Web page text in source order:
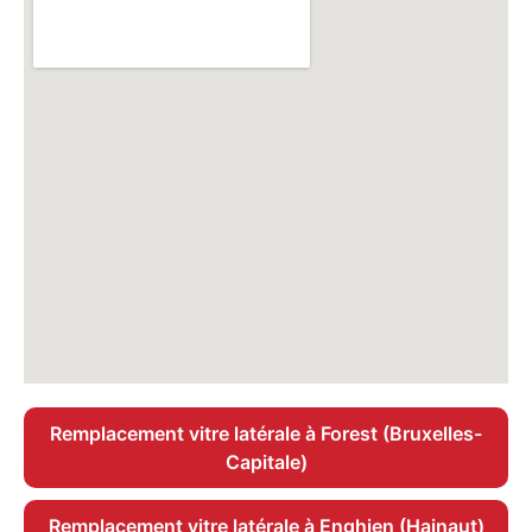
Remplacement vitre latérale à Forest (Bruxelles-
Capitale)
Remplacement vitre latérale à Enghien (Hainaut)